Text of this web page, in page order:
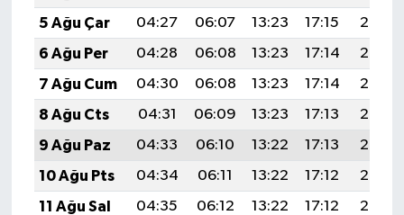
5 Ağu Çar
04:27 06:07 13:23 17:15
20:29
6 Ağu Per
04:28 06:08 13:23 17:14
20:28
7 Ağu Cum
04:30 06:08 13:23 17:14
20:27
8 Ağu Cts
04:31 06:09 13:23 17:13
20:26
9 Ağu Paz
04:33 06:10 13:22 17:13
20:24
10 Ağu Pts
04:34 06:11 13:22 17:12
20:23
11 Ağu Sal
04:35 06:12 13:22 17:12
20:22